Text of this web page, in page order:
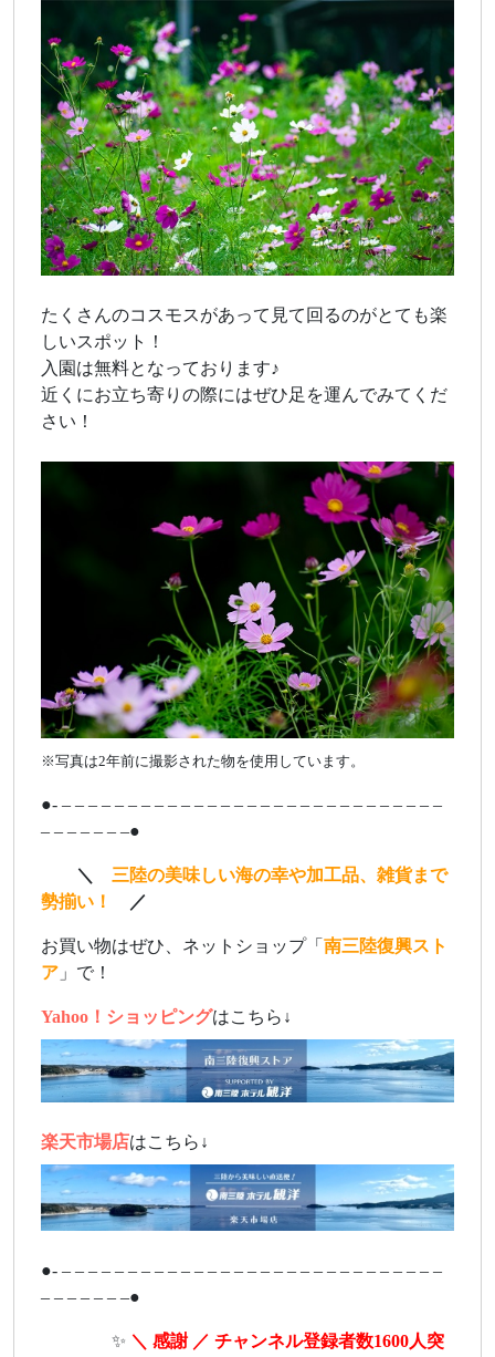
たくさんのコスモスがあって見て回るのがとても楽
しいスポット！
入園は無料となっております♪
近くにお立ち寄りの際にはぜひ足を運んでみてくだ
さい！
※写真は2年前に撮影された物を使用しています。
●- – – – – – – – – – – – – – – – – – – – – – – – – – – – – –
– – – – – – –●
＼ 三陸の美味しい海の幸や加工品、雑貨まで
勢揃い！
／
お買い物はぜひ、ネットショップ「 南三陸復興スト
ア 」で！
Yahoo！ショッピングはこちら↓
楽天市場店はこちら↓
●- – – – – – – – – – – – – – – – – – – – – – – – – – – – – –
– – – – – – –●
✨ ＼ 感謝 ／ チャンネル登録者数1600人突